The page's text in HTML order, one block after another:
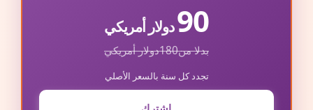
90دولار أمريكي
بدلا من180دولار أمريكي
تجدد كل سنة بالسعر الأصلي